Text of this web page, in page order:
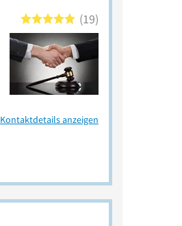
19
Kontaktdetails anzeigen